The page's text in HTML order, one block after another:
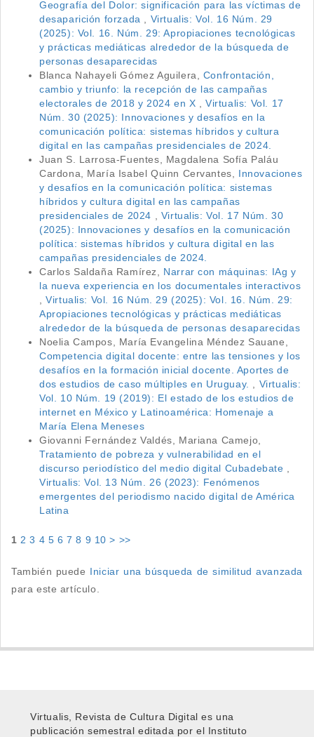
Geografía del Dolor: significación para las víctimas de
desaparición forzada
Virtualis: Vol. 16 Núm. 29
(2025): Vol. 16. Núm. 29: Apropiaciones tecnológicas
y prácticas mediáticas alrededor de la búsqueda de
personas desaparecidas
Blanca Nahayeli Gómez Aguilera, Confrontación,
cambio y triunfo: la recepción de las campañas
electorales de 2018 y 2024 en X
,Virtualis: Vol. 17
Núm. 30 (2025): Innovaciones y desafíos en la
comunicación política: sistemas híbridos y cultura
digital en las campañas presidenciales de 2024.
Juan S. Larrosa-Fuentes, Magdalena Sofía Paláu
Cardona, María Isabel Quinn Cervantes, Innovaciones
y desafíos en la comunicación política: sistemas
híbridos y cultura digital en las campañas
presidenciales de 2024
Virtualis: Vol. 17 Núm. 30
(2025): Innovaciones y desafíos en la comunicación
política: sistemas híbridos y cultura digital en las
campañas presidenciales de 2024.
Carlos Saldaña Ramírez, Narrar con máquinas: IAg y
la nueva experiencia en los documentales interactivos
,Virtualis: Vol. 16 Núm. 29 (2025): Vol. 16. Núm. 29:
Apropiaciones tecnológicas y prácticas mediáticas
alrededor de la búsqueda de personas desaparecidas
Noelia Campos, María Evangelina Méndez Sauane,
Competencia digital docente: entre las tensiones y los
desafíos en la formación inicial docente. Aportes de
dos estudios de caso múltiples en Uruguay.
Virtualis:
Vol. 10 Núm. 19 (2019): El estado de los estudios de
internet en México y Latinoamérica: Homenaje a
María Elena Meneses
Giovanni Fernández Valdés, Mariana Camejo,
Tratamiento de pobreza y vulnerabilidad en el
discurso periodístico del medio digital Cubadebate
Virtualis: Vol. 13 Núm. 26 (2023): Fenómenos
emergentes del periodismo nacido digital de América
Latina
1 2 3 4 5 6 7 8 9 10 > >>
También puede Iniciar una búsqueda de similitud avanzada
para este artículo.
Virtualis, Revista de Cultura Digital es una
publicación semestral editada por el Instituto